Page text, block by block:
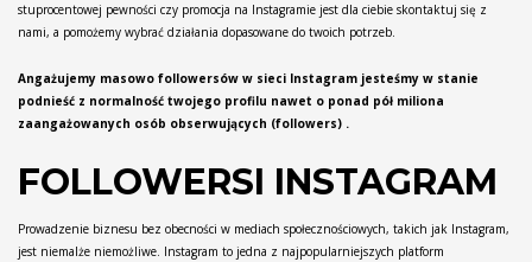
stuprocentowej pewności czy promocja na Instagramie jest dla ciebie skontaktuj się z
nami, a pomożemy wybrać działania dopasowane do twoich potrzeb.
Angażujemy masowo followersów w sieci Instagram jesteśmy w stanie
podnieść z normalność twojego profilu nawet o ponad pół miliona
zaangażowanych osób obserwujących (followers) .
FOLLOWERSI INSTAGRAM
Prowadzenie biznesu bez obecności w mediach społecznościowych, takich jak Instagram,
jest niemalże niemożliwe. Instagram to jedna z najpopularniejszych platform